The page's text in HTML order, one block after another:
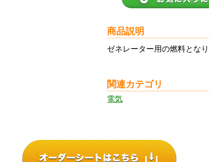
商品説明
ゼネレーター用の燃料とな
関連カテゴリ
電気